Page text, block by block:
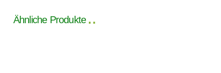
Ähnliche Produkte